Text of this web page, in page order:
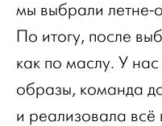
мы выбрали летне-
По итогу, после
как по маслу. У нас
образы, команда
и реализовала